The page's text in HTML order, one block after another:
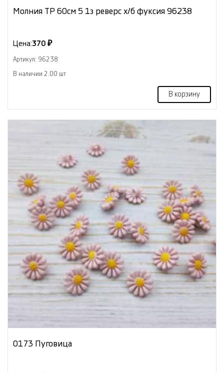
Молния ТР 60см 5 1з реверс х/б фуксия 96238
Цена:370 ₽
Артикул: 96238
В наличии 2.00 шт
В корзину
0173 Пуговица